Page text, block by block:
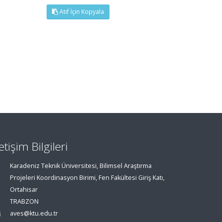
Atıf İçin Kopyala
Bilgileri
Karadeniz Teknik Üniversitesi, Bilimsel Araştırma
Projeleri Koordinasyon Birimi, Fen Fakültesi Giriş Katı,
Ortahisar
TRABZON
aves@ktu.edu.tr